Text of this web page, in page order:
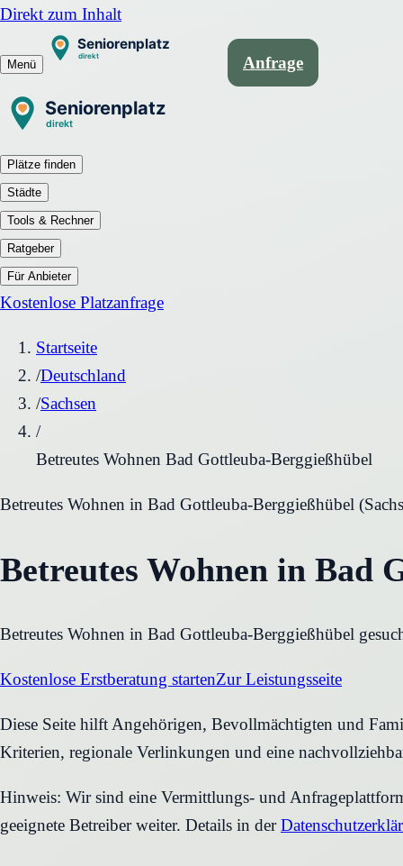
Direkt zum Inhalt
Menü Anfrage
Plätze finden
Städte
Tools & Rechner
Ratgeber
Für Anbieter
Kostenlose Platzanfrage
Startseite
/Deutschland
/Sachsen
/
Betreutes Wohnen Bad Gottleuba-Berggießhübel
Betreutes Wohnen in Bad Gottleuba-Berggießhübel (
Betreutes Wohnen in Bad
Betreutes Wohnen in Bad Gottleuba-Berggießhübel
Kostenlose Erstberatung startenZur Leistungsseite
Diese Seite hilft Angehörigen, Bevollmächtigten und
Kriterien, regionale Verlinkungen und eine
Hinweis: Wir sind eine Vermittlungs- und
geeignete Betreiber weiter. Details in der